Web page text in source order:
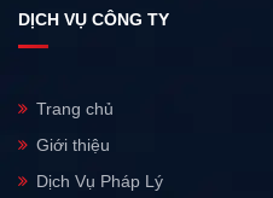
DỊCH VỤ CÔNG TY
Trang chủ
Giới thiệu
Dịch Vụ Pháp Lý